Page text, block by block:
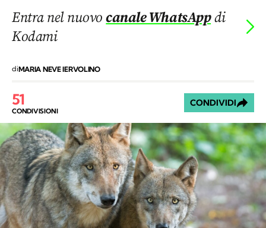
Entra nel nuovocanale WhatsAppdi
Kodami
diMARIA NEVE IERVOLINO
51
CONDIVISIONI
CONDIVIDI